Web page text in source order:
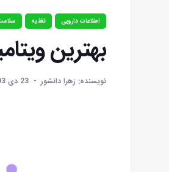
اطلاعات دارویی تغذیه
بهترین
نویسنده: زهرا دانشور 23 دی 1403